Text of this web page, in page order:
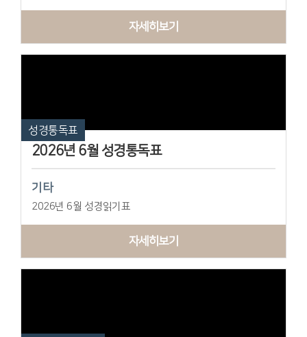
자세히보기
성경통독표
2026년 6월 성경통독표
기타
2026년 6월 성경읽기표
자세히보기